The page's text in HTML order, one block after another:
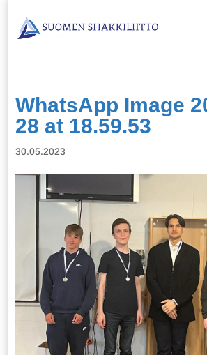
WhatsApp Image
28 at 18.59.53
30.05.2023